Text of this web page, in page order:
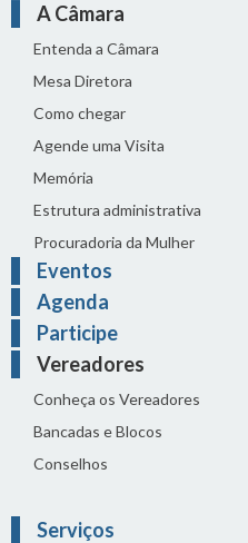
A Câmara
Entenda a Câmara
Mesa Diretora
Como chegar
Agende uma Visita
Memória
Estrutura administrativa
Procuradoria da Mulher
Eventos
Agenda
Participe
Vereadores
Conheça os Vereadores
Bancadas e Blocos
Conselhos
Serviços